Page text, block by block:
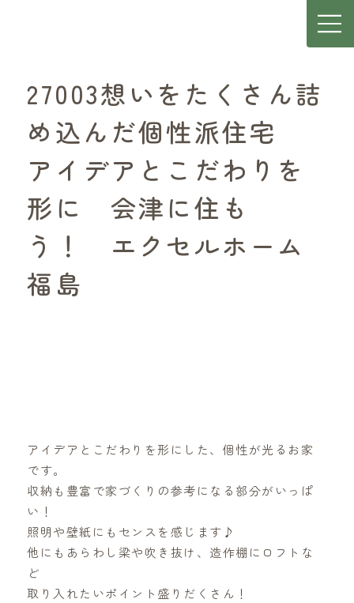
アイデアとこだわりを形にした、個性が光るお家
です。
収納も豊富で家づくりの参考になる部分がいっぱ
い！
照明や壁紙にもセンスを感じます♪
他にもあらわし梁や吹き抜け、造作棚にロフトな
ど
取り入れたいポイント盛りだくさん！
27003想いをたくさん詰
め込んだ個性派住宅
アイデアとこだわりを
形に 会津に住も
う！ エクセルホーム
福島